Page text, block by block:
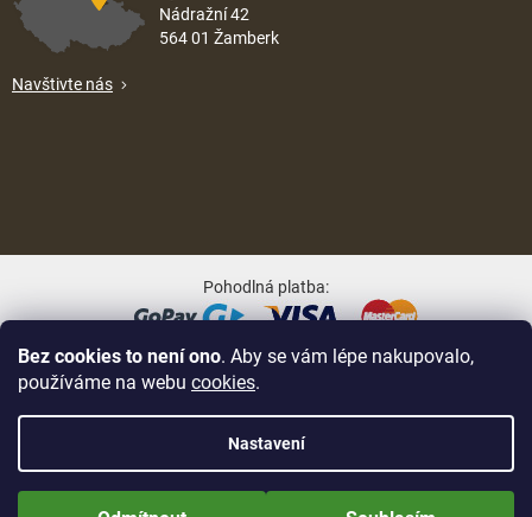
Bez cookies to není ono. Aby se vám lépe nakupovalo,
používáme na webu cookies.
Nastavení
Nově zaregistrované zákazníci obdrží slevu 5% hned po prvním
Nádražní 42
564 01 Žamberk
Navštivte nás
Pohodlná platba:
Oblíbené způsoby dopravy:
Lukáš Dubina